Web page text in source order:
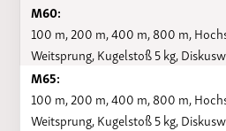
M60:
100 m, 200 m, 400 m, 800 m,
Weitsprung, Kugelstoß 5 kg,
M65:
100 m, 200 m, 400 m, 800 m,
Weitsprung, Kugelstoß 5 kg,